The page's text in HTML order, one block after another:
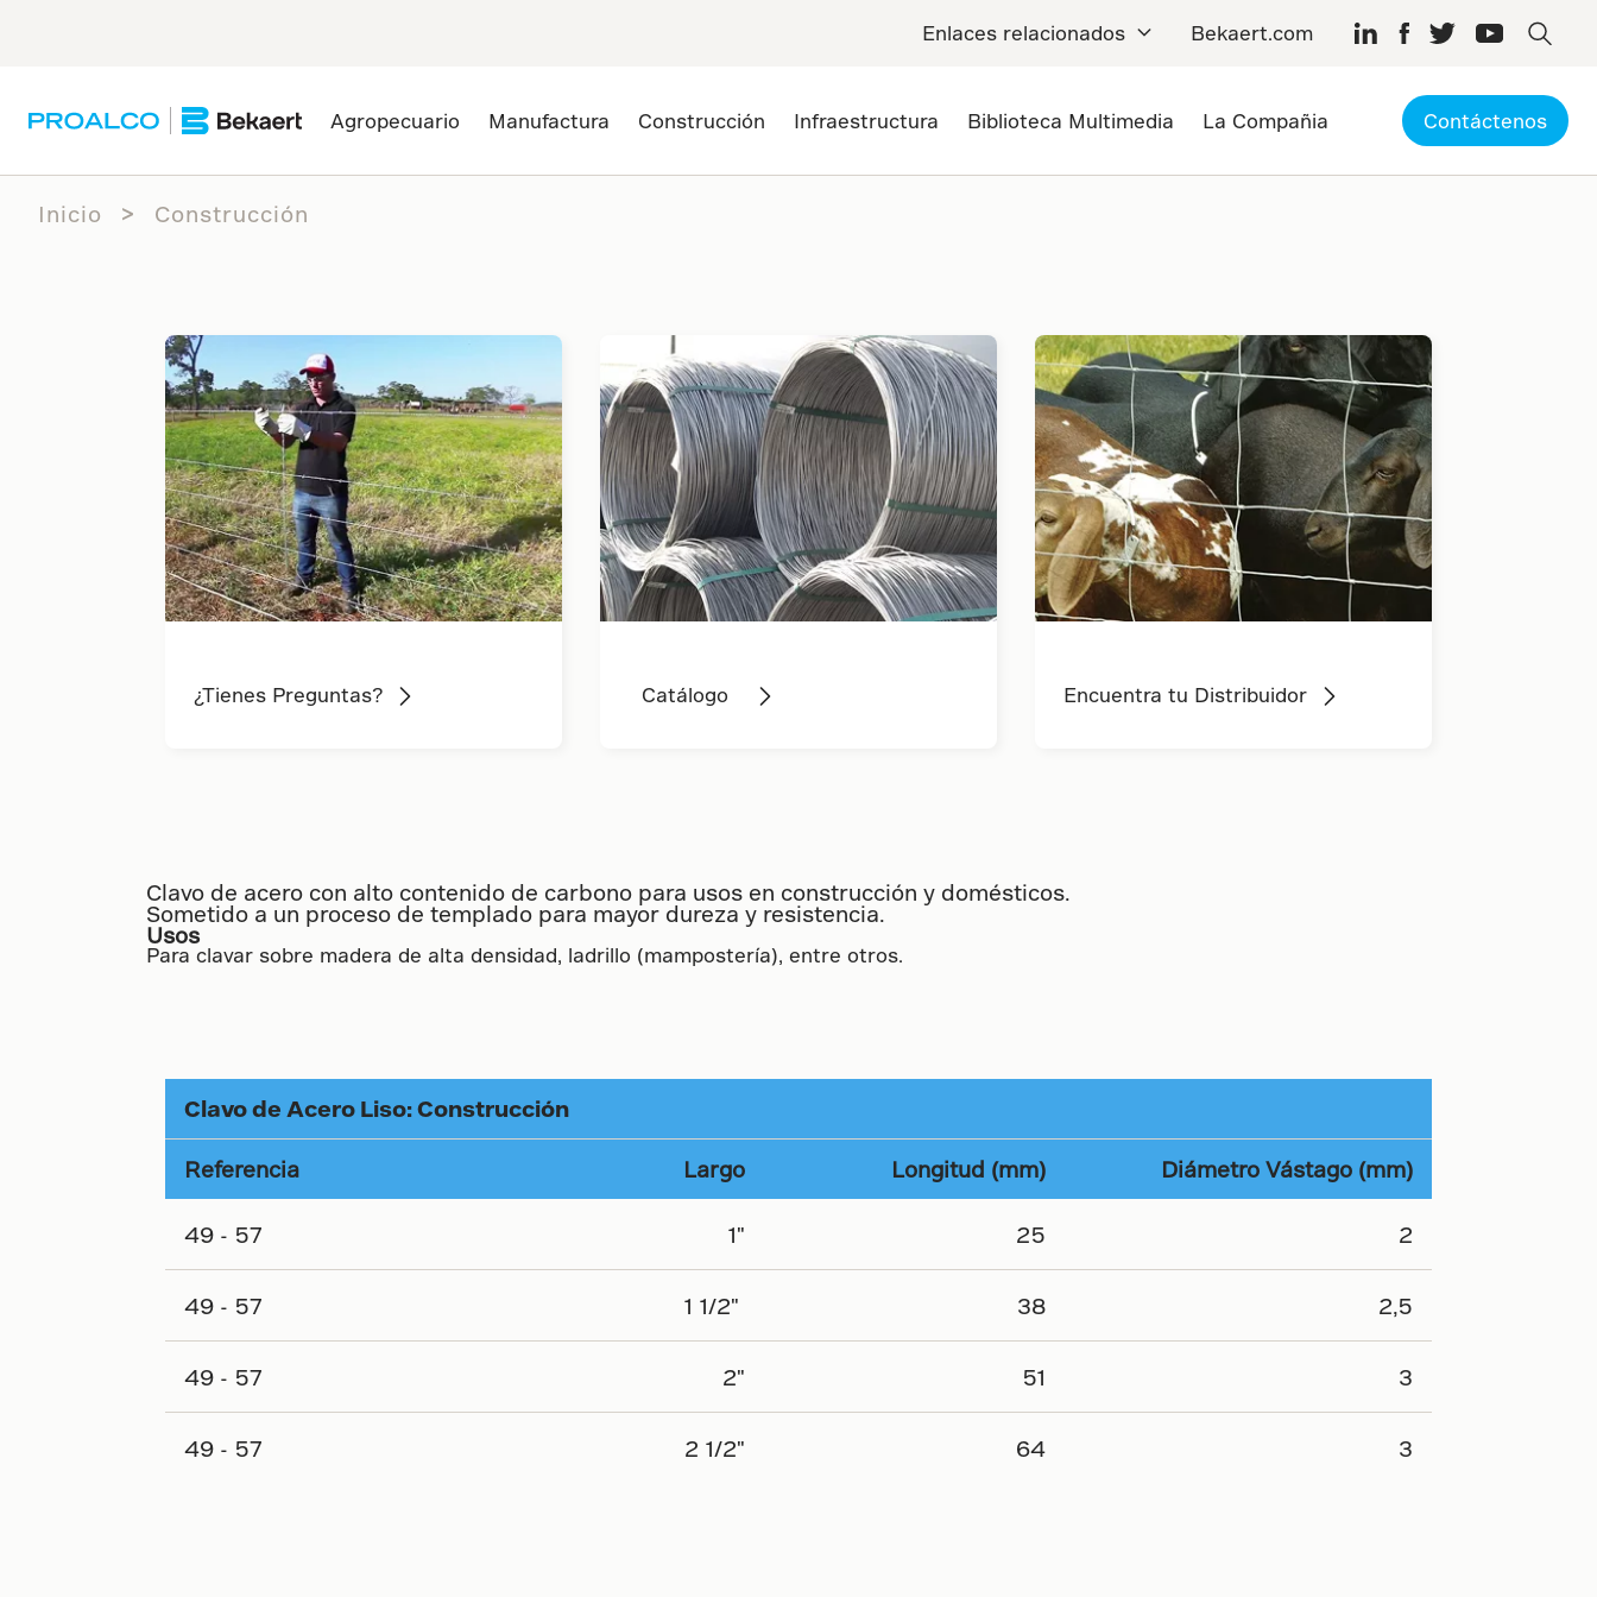
Enlaces relacionados Bekaert.com
Agropecuario Manufactura Construcción Infraestructura Biblioteca Multimedia La Compañia Contáctenos
Inicio Construcción
¿Tienes Preguntas? Catálogo Encuentra tu Distribuidor
Clavo de acero con alto contenido de carbono para usos en construcción y domésticos.
Sometido a un proceso de templado para mayor dureza y resistencia.
Usos
Para clavar sobre madera de alta densidad, ladrillo (mampostería), entre otros.
Clavo de Acero Liso: Construcción
Referencia Largo Longitud (mm) Diámetro Vástago (mm)
49 - 57 1" 25 2
49 - 57 1 1/2" 38 2,5
49 - 57 2" 51 3
49 - 57 2 1/2" 64 3